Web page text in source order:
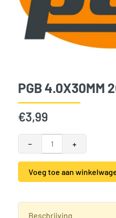
PGB 4.0X30MM
€3,99
−
PGB 4.0x30mm 200 stuks
+
Voeg toe aan
Beschrijving